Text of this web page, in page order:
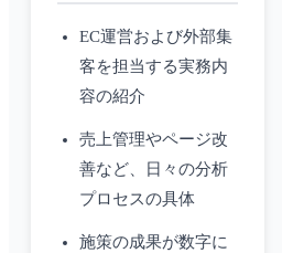
EC運営および外部集
客を担当する実務内
容の紹介
売上管理やページ改
善など、日々の分析
プロセスの具体
施策の成果が数字に